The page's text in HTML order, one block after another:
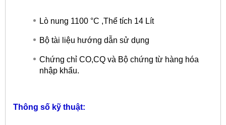
Lò nung 1100 °C ,Thể tích 14 Lít
Bộ tài liệu hướng dẫn sử dụng
Chứng chỉ CO,CQ và Bộ chứng từ hàng hóa
nhập khẩu.
Thông số kỹ thuật: